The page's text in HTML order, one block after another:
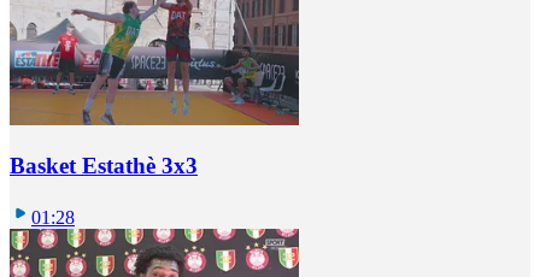
Basket Estathè 3x3
01:28